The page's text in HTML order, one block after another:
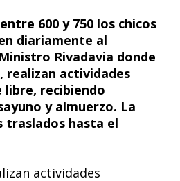
600 y 750 los chicos
diariamente al
Rivadavia donde
realizan actividades
libre, recibiendo
y almuerzo. La
traslados hasta el
actividades